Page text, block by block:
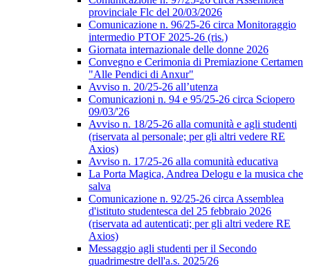
provinciale Flc del 20/03/2026
Comunicazione n. 96/25-26 circa Monitoraggio
intermedio PTOF 2025-26 (ris.)
Giornata internazionale delle donne 2026
Convegno e Cerimonia di Premiazione Certamen
"Alle Pendici di Anxur"
Avviso n. 20/25-26 all’utenza
Comunicazioni n. 94 e 95/25-26 circa Sciopero
09/03/'26
Avviso n. 18/25-26 alla comunità e agli studenti
(riservata al personale; per gli altri vedere RE
Axios)
Avviso n. 17/25-26 alla comunità educativa
La Porta Magica, Andrea Delogu e la musica che
salva
Comunicazione n. 92/25-26 circa Assemblea
d'istituto studentesca del 25 febbraio 2026
(riservata ad autenticati; per gli altri vedere RE
Axios)
Messaggio agli studenti per il Secondo
quadrimestre dell'a.s. 2025/26